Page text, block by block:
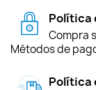
Política
Compra
Métodos de
Política